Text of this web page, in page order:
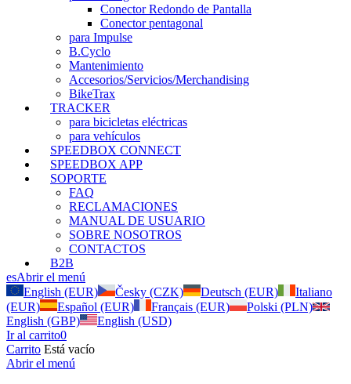
Conector Redondo de Pantalla
Conector pentagonal
para Impulse
B.Cyclo
Mantenimiento
Accesorios/Servicios/Merchandising
BikeTrax
TRACKER
para bicicletas eléctricas
para vehículos
SPEEDBOX CONNECT
SPEEDBOX APP
SOPORTE
FAQ
RECLAMACIONES
MANUAL DE USUARIO
SOBRE NOSOTROS
CONTACTOS
B2B
esAbrir el menú
English (EUR)
Česky (CZK) Deutsch (EUR)
Italiano
(EUR)
Español (EUR) Français (EUR)
Polski (PLN)
English (GBP)
English (USD)
Ir al carrito0
Carrito Está vacío
Abrir el menú